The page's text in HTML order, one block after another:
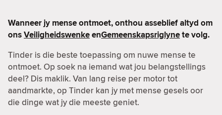
Wanneer jy mense ontmoet, onthou asseblief altyd om
onsVeiligheidswenkeenGemeenskapsriglynete volg.
Tinder is die beste toepassing om nuwe mense te
ontmoet. Op soek na iemand wat jou belangstellings
deel? Dis maklik. Van lang reise per motor tot
aandmarkte, op Tinder kan jy met mense gesels oor
die dinge wat jy die meeste geniet.